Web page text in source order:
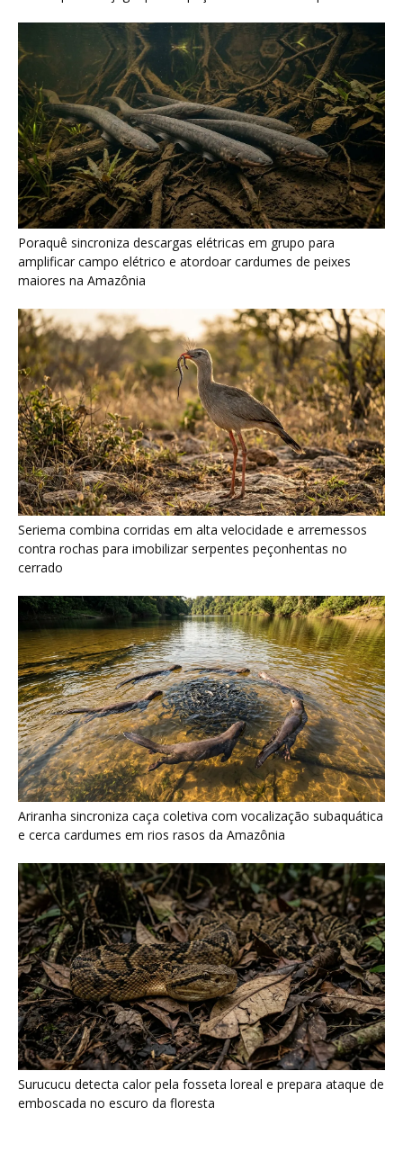
Seriema combina corridas em alta velocidade e arremessos
contra rochas para imobilizar serpentes peçonhentas no
cerrado
Ariranha sincroniza caça coletiva com vocalização subaquática
e cerca cardumes em rios rasos da Amazônia
Surucucu detecta calor pela fosseta loreal e prepara ataque de
emboscada no escuro da floresta
Últimas noticias
Papagaio come argila em barreiro coletivo
para ajudar a neutralizar compostos...
7 de agosto de 2026
Como atrair beija-flor para casa e proteger a
ave com cuidado
7 de agosto de 2026